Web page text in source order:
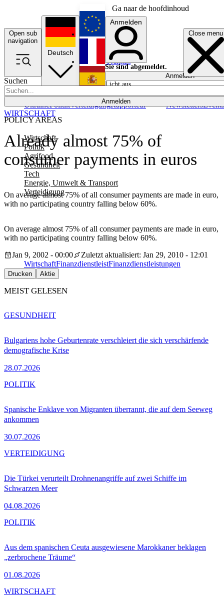
Ga naar de hoofdinhoud
Open sub
navigation
Close menu
Suchen
Anmelden
POLICY AREAS
Wirtschaft
Politik
Agrifood
Gesundheit
Tech
Energie, Umwelt & Transport
Verteidigung
UkrainePolitikVerteidigungRapporteur NewslettersEvents
Deutsch
English
Français
Anmelden
Sie sind abgemeldet.
Anmelden
Licht aus
Already almost 75% of
consumer payments in euros
On average almost 75% of all consumer payments are made in euro,
with no participating country falling below 60%.
WIRTSCHAFT
On average almost 75% of all consumer payments are made in euro,
with no participating country falling below 60%.
Jan 9, 2002 - 00:00
Zuletzt aktualisiert: Jan 29, 2010 - 12:01
WirtschaftFinanzdienstleistFinanzdienstleistungen
Drucken Aktie
MEIST GELESEN
Bulgariens hohe Geburtenrate verschleiert die sich verschärfende
demografische Krise
28.07.2026
GESUNDHEIT
Spanische Enklave von Migranten überrannt, die auf dem Seeweg
ankommen
30.07.2026
POLITIK
Die Türkei verurteilt Drohnenangriffe auf zwei Schiffe im
Schwarzen Meer
04.08.2026
VERTEIDIGUNG
Aus dem spanischen Ceuta ausgewiesene Marokkaner beklagen
„zerbrochene Träume“
01.08.2026
POLITIK
WIRTSCHAFT